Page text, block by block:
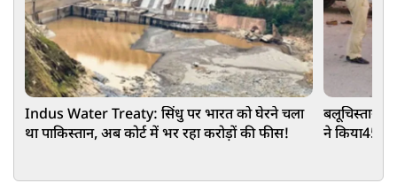
Indus Water Treaty: सिंधु पर भारत को घेरने चला
था पाकिस्तान, अब कोर्ट में भर रहा करोड़ों की फीस!
बलूचिस्तान
ने किया45